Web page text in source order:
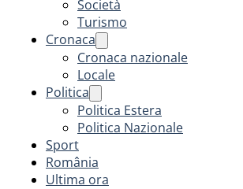
Società
Turismo
Cronaca
Cronaca nazionale
Locale
Politica
Politica Estera
Politica Nazionale
Sport
România
Ultima ora